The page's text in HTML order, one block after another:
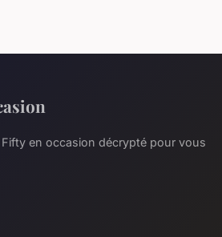
en occasion décrypté pour vous